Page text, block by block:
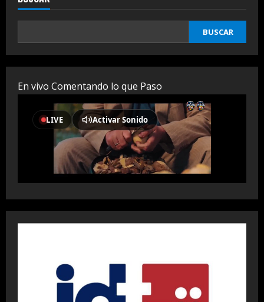
BUSCAR
En vivo Comentando lo que Paso